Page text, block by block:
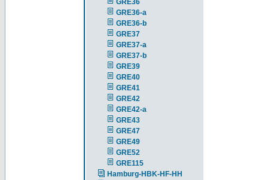
GRE36
GRE36-a
GRE36-b
GRE37
GRE37-a
GRE37-b
GRE39
GRE40
GRE41
GRE42
GRE42-a
GRE43
GRE47
GRE49
GRE52
GRE115
Hamburg-HBK-HF-HH